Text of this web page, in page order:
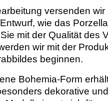
versenden wir
wie das
mit der Qualität des
wir mit der
beginnen.
Bohemia-Form
dekorative